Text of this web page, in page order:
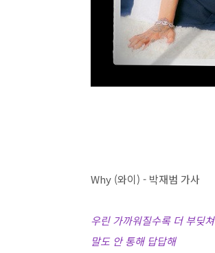
Why (와이) - 박재범 가사
우린 가까워질수록 더 부딪쳐
말도 안 통해 답답해